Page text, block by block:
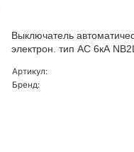
Выключатель
электрон. тип AC 6кА
Артикул:
Бренд: